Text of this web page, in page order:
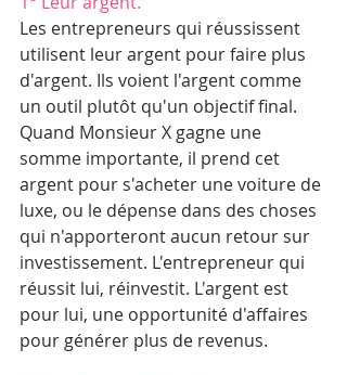
Les entrepreneurs qui réussissent
utilisent leur argent pour faire plus
d'argent. Ils voient l'argent comme
un outil plutôt qu'un objectif final.
Quand Monsieur X gagne une
somme importante, il prend cet
argent pour s'acheter une voiture de
luxe, ou le dépense dans des choses
qui n'apporteront aucun retour sur
investissement. L'entrepreneur qui
réussit lui, réinvestit. L'argent est
pour lui, une opportunité d'affaires
pour générer plus de revenus.